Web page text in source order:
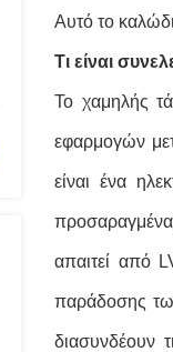
Αυτό το
Τι είναι
Το χαμηλής
εφαρμογών
είναι ένα
προσαραγμένα
απαιτεί από
παράδοσης
διασυνδέουν